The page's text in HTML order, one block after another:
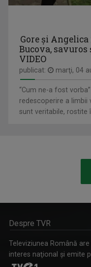
ISTORIA
Teme medicale de
LIANA GOȚA
LOREDANA CORCHIȘ
Gore și
Bucova,
VIDEO
publicat: marţi, 04
“Cum ne-a fost
redescoperire a limbii
sunt veritabile, rostite
Despre TVR
Televiziunea Română
interes naţional şi emite